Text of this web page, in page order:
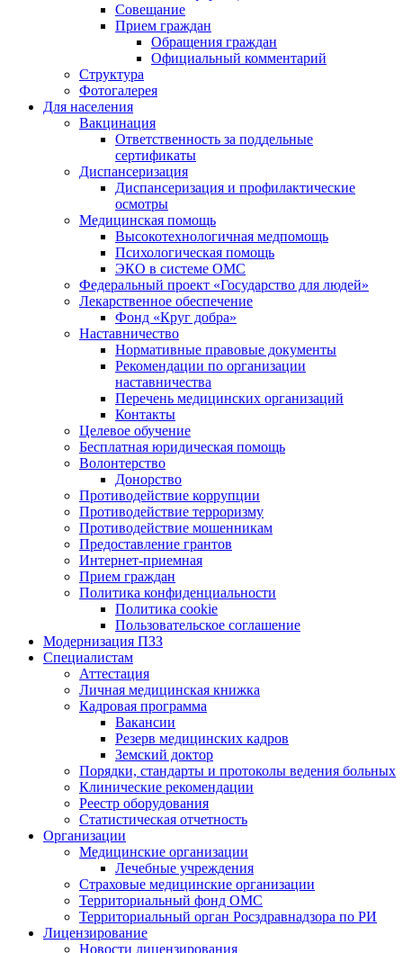
Совещание
Прием граждан
Обращения граждан
Официальный комментарий
Структура
Фотогалерея
Для населения
Вакцинация
Ответственность за поддельные
сертификаты
Диспансеризация
Диспансеризация и профилактические
осмотры
Медицинская помощь
Высокотехнологичная медпомощь
Психологическая помощь
ЭКО в системе ОМС
Федеральный проект «Государство для людей»
Лекарственное обеспечение
Фонд «Круг добра»
Наставничество
Нормативные правовые документы
Рекомендации по организации
наставничества
Перечень медицинских организаций
Контакты
Целевое обучение
Бесплатная юридическая помощь
Волонтерство
Донорство
Противодействие коррупции
Противодействие терроризму
Противодействие мошенникам
Предоставление грантов
Интернет-приемная
Прием граждан
Политика конфиденциальности
Политика cookie
Пользовательское соглашение
Модернизация ПЗЗ
Специалистам
Аттестация
Личная медицинская книжка
Кадровая программа
Вакансии
Резерв медицинских кадров
Земский доктор
Порядки, стандарты и протоколы ведения больных
Клинические рекомендации
Реестр оборудования
Статистическая отчетность
Организации
Медицинские организации
Лечебные учреждения
Страховые медицинские организации
Территориальный фонд ОМС
Территориальный орган Росздравнадзора по РИ
Лицензирование
Новости лицензирования